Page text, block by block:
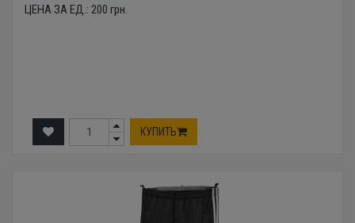
ЦЕНА ЗА ЕД.: 200 грн.
КУПИТЬ